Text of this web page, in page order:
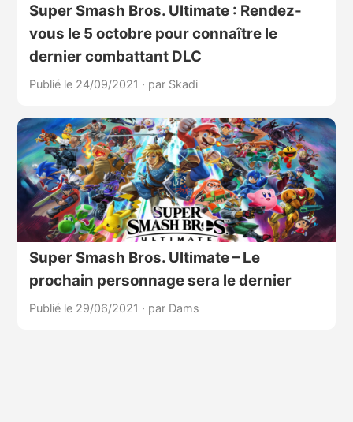
Super Smash Bros. Ultimate : Rendez-
vous le 5 octobre pour connaître le
dernier combattant DLC
Publié le 24/09/2021 · par Skadi
Super Smash Bros. Ultimate – Le
prochain personnage sera le dernier
Publié le 29/06/2021 · par Dams